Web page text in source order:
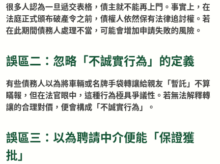
很多人認為一旦遞交表格，債主就不能再上門。事實上，在
法庭正式頒布破產令之前，債權人依然保有法律追討權。若
在此期間債務人處理不當，可能會增加申請失敗的風險。
誤區二：忽略「不誠實行為」的定義
有些債務人以為將車輛或名牌手袋轉讓給親友「暫託」不算
瞞報，但在法官眼中，這種行為極具爭議性。若無法解釋轉
讓的合理對價，便會構成「不誠實行為」。
誤區三：以為聘請中介便能「保證獲
批」